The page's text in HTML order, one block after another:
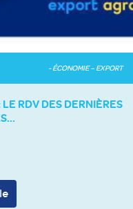
- ÉCONOMIE – EXPORT
RDV DES DERNIÈRES